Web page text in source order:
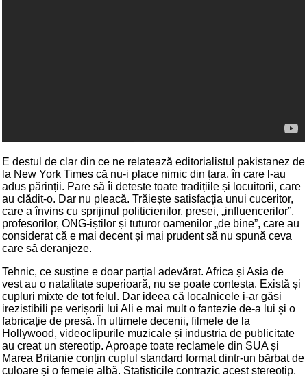
E destul de clar din ce ne relatează editorialistul pakistanez de
la New York Times că nu-i place nimic din țara, în care l-au
adus părinții. Pare să îi deteste toate tradițiile și locuitorii, care
au clădit-o. Dar nu pleacă. Trăiește satisfacția unui cuceritor,
care a învins cu sprijinul politicienilor, presei, „influencerilor”,
profesorilor, ONG-iștilor și tuturor oamenilor „de bine”, care au
considerat că e mai decent și mai prudent să nu spună ceva
care să deranjeze.
Tehnic, ce susține e doar parțial adevărat. Africa și Asia de
vest au o natalitate superioară, nu se poate contesta. Există și
cupluri mixte de tot felul. Dar ideea că localnicele i-ar găsi
irezistibili pe verișorii lui Ali e mai mult o fantezie de-a lui și o
fabricație de presă. În ultimele decenii, filmele de la
Hollywood, videoclipurile muzicale și industria de publicitate
au creat un stereotip. Aproape toate reclamele din SUA și
Marea Britanie conțin cuplul standard format dintr-un bărbat de
culoare și o femeie albă. Statisticile contrazic acest stereotip.